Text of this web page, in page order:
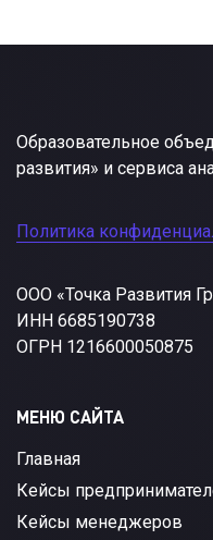
Образовательное
развития» и сервиса
Политика
ООО «Точка Развития
ИНН 6685190738
ОГРН 1216600050875
МЕНЮ САЙТА
Главная
Кейсы
Кейсы менеджеров